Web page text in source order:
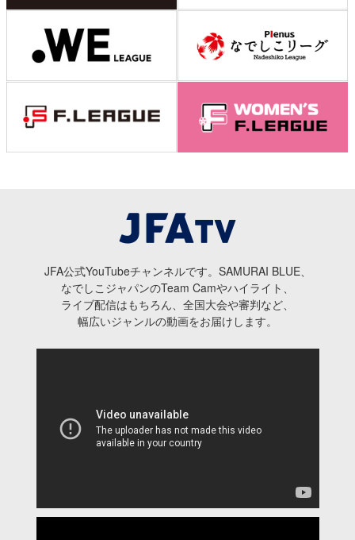
JFA公式YouTubeチャンネルです。SAMURAI BLUE、
なでしこジャパンのTeam Camやハイライト、
ライブ配信はもちろん、全国大会や審判など、
幅広いジャンルの動画をお届けします。